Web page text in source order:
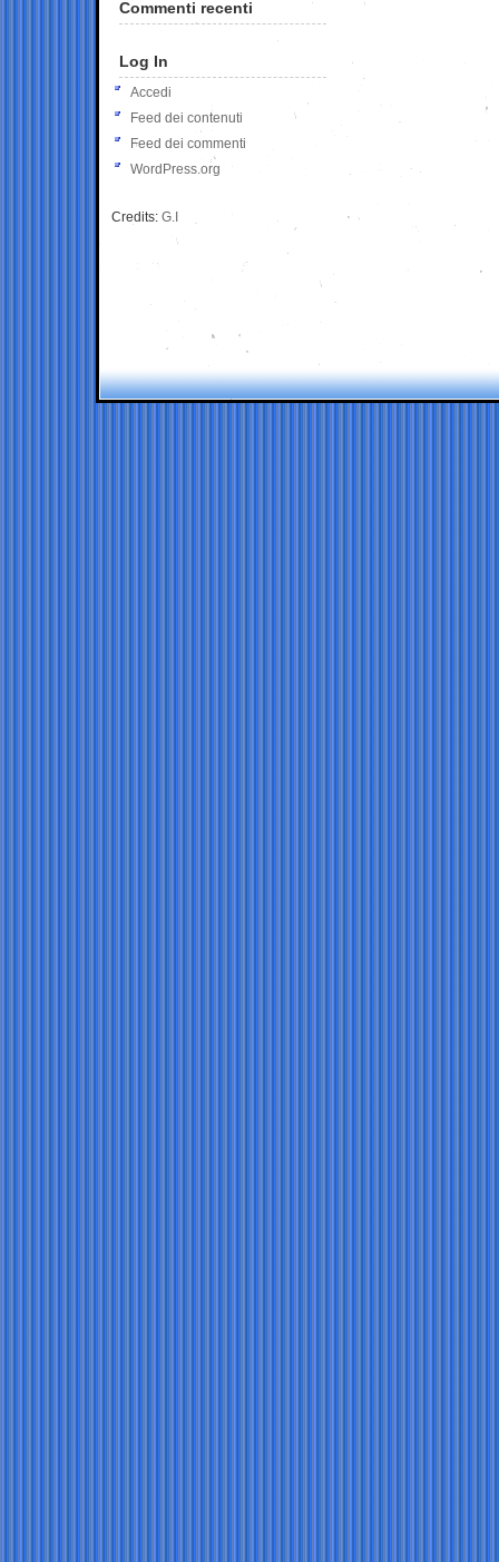
Commenti recenti
Log In
Accedi
Feed dei contenuti
Feed dei commenti
WordPress.org
Credits: G.I